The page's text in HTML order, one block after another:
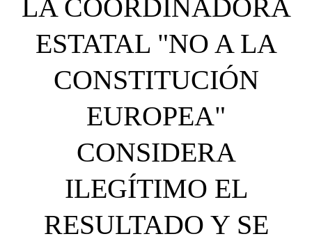
LA COORDINADORA
ESTATAL "NO A LA
CONSTITUCIÓN
EUROPEA"
CONSIDERA
ILEGÍTIMO EL
RESULTADO Y SE